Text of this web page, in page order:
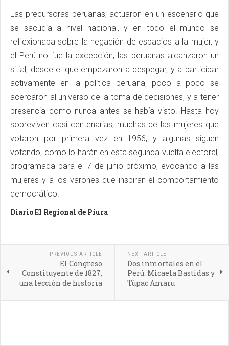
Las precursoras peruanas, actuaron en un escenario que
se sacudía a nivel nacional, y en todo el mundo se
reflexionaba sobre la negación de espacios a la mujer, y
el Perú no fue la excepción, las peruanas alcanzaron un
sitial, desde el que empezaron a despegar, y a participar
activamente en la política peruana, poco a poco se
acercaron al universo de la toma de decisiones, y a tener
presencia como nunca antes se había visto. Hasta hoy
sobreviven casi centenarias, muchas de las mujeres que
votaron por primera vez en 1956, y algunas siguen
votando, como lo harán en esta segunda vuelta electoral,
programada para el 7 de junio próximo, evocando a las
mujeres y a los varones que inspiran el comportamiento
democrático.
Diario El Regional de Piura
PREVIOUS ARTICLE
El Congreso
Constituyente de 1827,
una lección de historia
NEXT ARTICLE
Dos inmortales en el
Perú: Micaela Bastidas y
Túpac Amaru